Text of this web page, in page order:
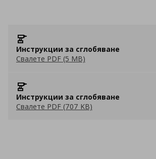
Инструкции за сглобяване
Свалете PDF (5 MB)
Инструкции за сглобяване
Свалете PDF (707 KB)